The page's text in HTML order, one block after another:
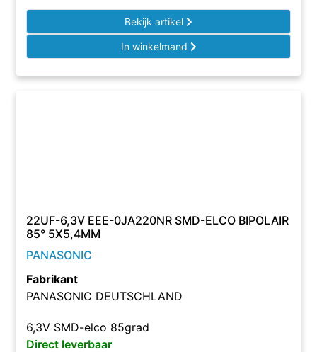
Bekijk artikel
In winkelmand
22UF-6,3V EEE-0JA220NR SMD-ELCO BIPOLAIR
85° 5X5,4MM
PANASONIC
Fabrikant
PANASONIC DEUTSCHLAND
6,3V SMD-elco 85grad
Direct leverbaar